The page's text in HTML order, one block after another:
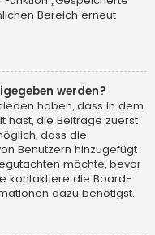
Bereich erneut
werden?
haben, dass in dem
hast, die Beiträge zuerst
dass die
Benutzern hinzugefügt
möchte, bevor
kontaktiere die Board-
dazu benötigst.